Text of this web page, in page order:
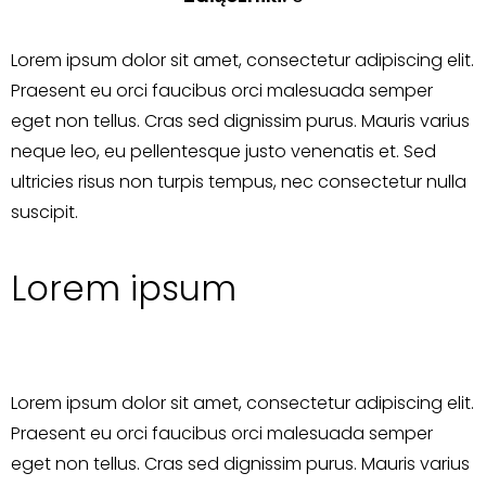
Lorem ipsum dolor sit amet, consectetur adipiscing elit.
Praesent eu orci faucibus orci malesuada semper
eget non tellus. Cras sed dignissim purus. Mauris varius
neque leo, eu pellentesque justo venenatis et. Sed
ultricies risus non turpis tempus, nec consectetur nulla
suscipit.
Lorem ipsum
Lorem ipsum dolor sit amet, consectetur adipiscing elit.
Praesent eu orci faucibus orci malesuada semper
eget non tellus. Cras sed dignissim purus. Mauris varius